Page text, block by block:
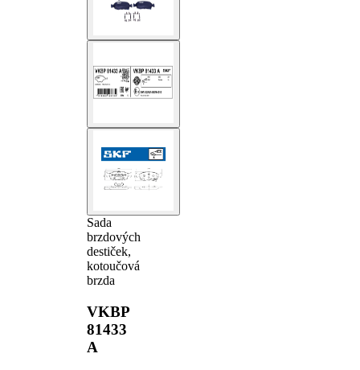
Sada
brzdových
destiček,
kotoučová
brzda
VKBP
81433
A